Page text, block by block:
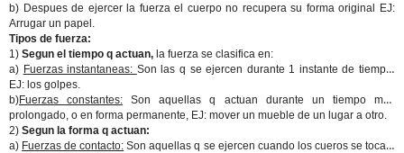
b) Despues de ejercer la fuerza el cuerpo no recupera su forma original EJ:
Arrugar un papel.
Tipos de fuerza:
1) Segun el tiempo q actuan, la fuerza se clasifica en:
a) Fuerzas instantaneas: Son las q se ejercen durante 1 instante de tiempo,
EJ: los golpes.
b)Fuerzas constantes:
Son aquellas q actuan durante un tiempo mas
prolongado, o en forma permanente, EJ: mover un mueble de un lugar a otro.
2) Segun la forma q actuan:
a) Fuerzas de contacto: Son aquellas q se ejercen cuando los cueros se tocan.